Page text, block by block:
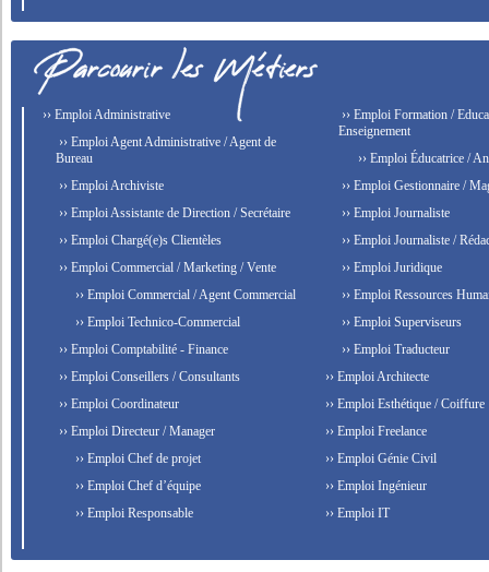
›› Emploi Administrative
›› Emploi Agent Administrative / Agent de
Bureau
›› Emploi Archiviste
›› Emploi Assistante de Direction / Secrétaire
›› Emploi Chargé(e)s Clientèles
›› Emploi Commercial / Marketing / Vente
›› Emploi Commercial / Agent Commercial
›› Emploi Technico-Commercial
›› Emploi Comptabilité - Finance
›› Emploi Conseillers / Consultants
›› Emploi Coordinateur
›› Emploi Directeur / Manager
›› Emploi Chef de projet
›› Emploi Chef d’équipe
›› Emploi Responsable
›› Emploi Formation /
Enseignement
›› Emploi Éducatrice /
›› Emploi Gestionnaire /
›› Emploi Journaliste
›› Emploi Journaliste /
›› Emploi Juridique
›› Emploi Ressources
›› Emploi Superviseurs
›› Emploi Traducteur
›› Emploi Architecte
›› Emploi Esthétique / Coiffure
›› Emploi Freelance
›› Emploi Génie Civil
›› Emploi Ingénieur
›› Emploi IT